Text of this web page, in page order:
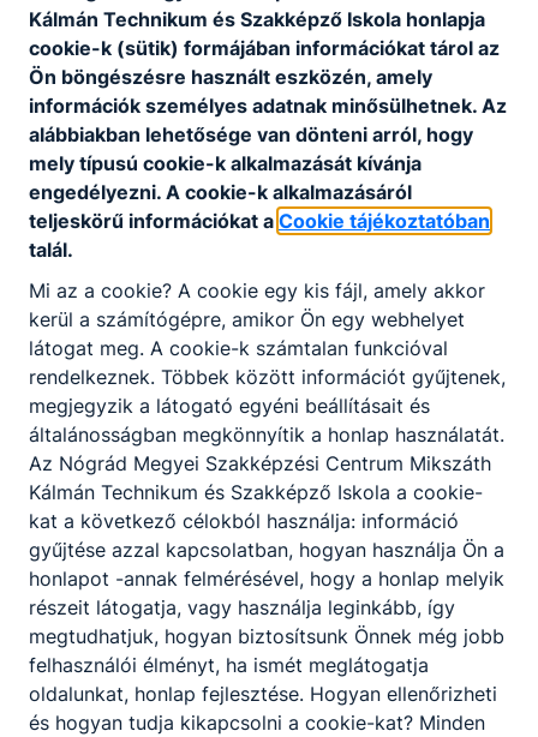
Nógrád
Vármegyei
Szakképzési
Centrum
Mikszáth
Kálmán
Technikum
és
Kálmán Technikum és Szakképző Iskola honlapja
cookie-k (sütik) formájában információkat tárol az
Ön böngészésre használt eszközén, amely
információk személyes adatnak minősülhetnek. Az
alábbiakban lehetősége van dönteni arról, hogy
mely típusú cookie-k alkalmazását kívánja
engedélyezni. A cookie-k alkalmazásáról
teljeskörű információkat a Cookie tájékoztatóban
talál.
Mi az a cookie? A cookie egy kis fájl, amely akkor
kerül a számítógépre, amikor Ön egy webhelyet
látogat meg. A cookie-k számtalan funkcióval
rendelkeznek. Többek között információt gyűjtenek,
megjegyzik a látogató egyéni beállításait és
általánosságban megkönnyítik a honlap használatát.
Az Nógrád Megyei Szakképzési Centrum Mikszáth
Kálmán Technikum és Szakképző Iskola a cookie-
kat a következő célokból használja: információ
gyűjtése azzal kapcsolatban, hogyan használja Ön a
honlapot -annak felmérésével, hogy a honlap melyik
részeit látogatja, vagy használja leginkább, így
megtudhatjuk, hogyan biztosítsunk Önnek még jobb
felhasználói élményt, ha ismét meglátogatja
oldalunkat, honlap fejlesztése. Hogyan ellenőrizheti
és hogyan tudja kikapcsolni a cookie-kat? Minden